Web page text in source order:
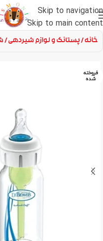
Skip to navigation
Skip to main content
خانه پستانک و لوازم شیردهی
فروخته
شده